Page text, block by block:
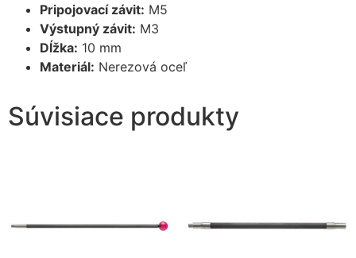
Pripojovací závit: M5
Výstupný závit: M3
Dĺžka: 10 mm
Materiál: Nerezová oceľ
Súvisiace produkty